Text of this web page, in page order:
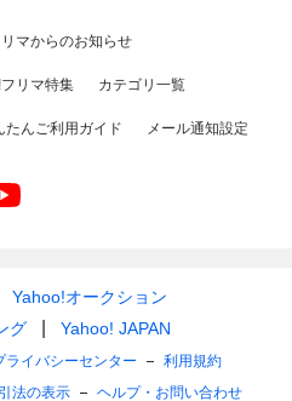
マからのお知らせ
リマ特集 カテゴリ一覧
たんご利用ガイド メール通知設定
Yahoo!オークション
グ
Yahoo! JAPAN
ライバシーセンター
利用規約
法の表示 ヘルプ・お問い合わせ